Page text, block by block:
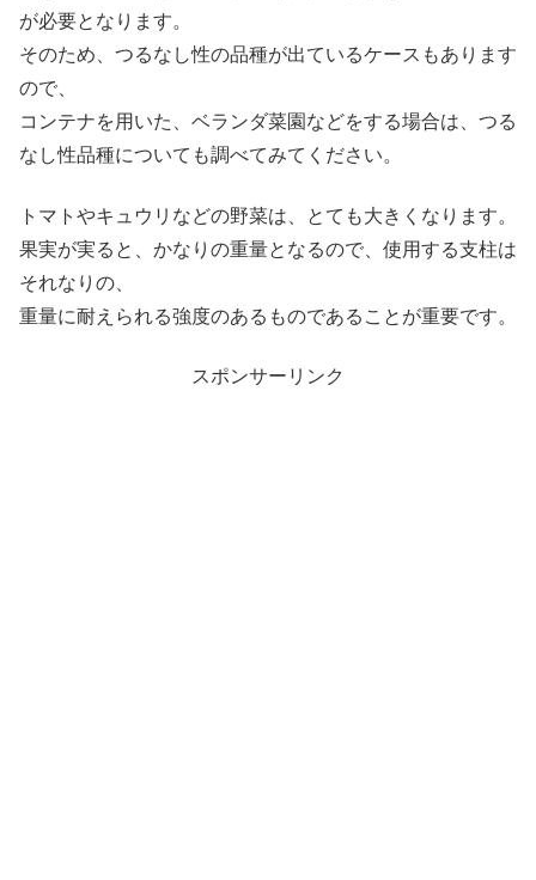
が必要となります。
そのため、つるなし性の品種が出ているケースもあります
ので、
コンテナを用いた、ベランダ菜園などをする場合は、つる
なし性品種についても調べてみてください。
トマトやキュウリなどの野菜は、とても大きくなります。
果実が実ると、かなりの重量となるので、使用する支柱は
それなりの、
重量に耐えられる強度のあるものであることが重要です。
スポンサーリンク